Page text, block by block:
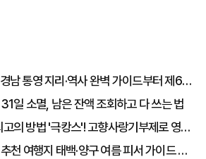
·역사 완벽 가이드부터 제65회 통영한산대첩축제까지 총정리
일 소멸, 남은 잔액 조회하고 다 쓰는 법
캉스'! 고향사랑기부제로 영화관람권 받고 세액공제까지 챙기기
·양구 여름 피서 가이드 및 빙고 스탬프 투어 이벤트 혜택 총정리